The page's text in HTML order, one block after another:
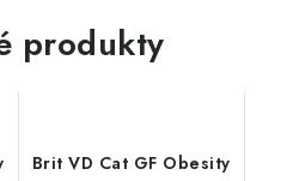
produkty
Brit VD Cat GF Obesity